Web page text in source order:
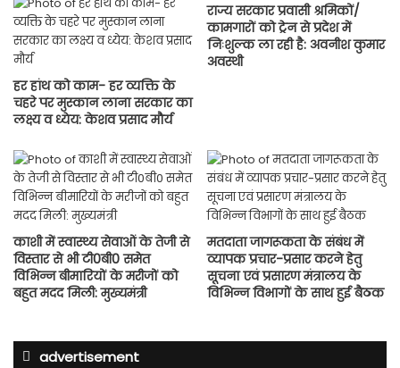
हर हांथ को काम- हर व्यक्ति के
चहरे पर मुस्कान लाना सरकार का
लक्ष्य व ध्येय: केशव प्रसाद मौर्य
राज्य सरकार प्रवासी श्रमिकों/
कामगारों को ट्रेन से प्रदेश में
निःशुल्क ला रही है: अवनीश कुमार
अवस्थी
काशी में स्वास्थ्य सेवाओं के तेजी से
विस्तार से भी टी0बी0 समेत
विभिन्न बीमारियों के मरीजों को
बहुत मदद मिली: मुख्यमंत्री
मतदाता जागरूकता के संबंध में
व्यापक प्रचार-प्रसार करने हेतु
सूचना एवं प्रसारण मंत्रालय के
विभिन्न विभागों के साथ हुई बैठक
advertisement